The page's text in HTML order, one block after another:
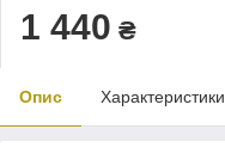
1 440 ₴
Опис Характеристики